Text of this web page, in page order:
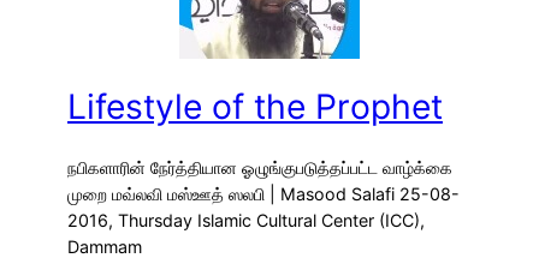
Lifestyle of the Prophet
நபிகளாரின் நேர்த்தியான ஓழுங்குபடுத்தப்பட்ட வாழ்க்கை
முறை மவ்லவி மஸ்ஊத் ஸலபி | Masood Salafi 25-08-
2016, Thursday Islamic Cultural Center (ICC),
Dammam